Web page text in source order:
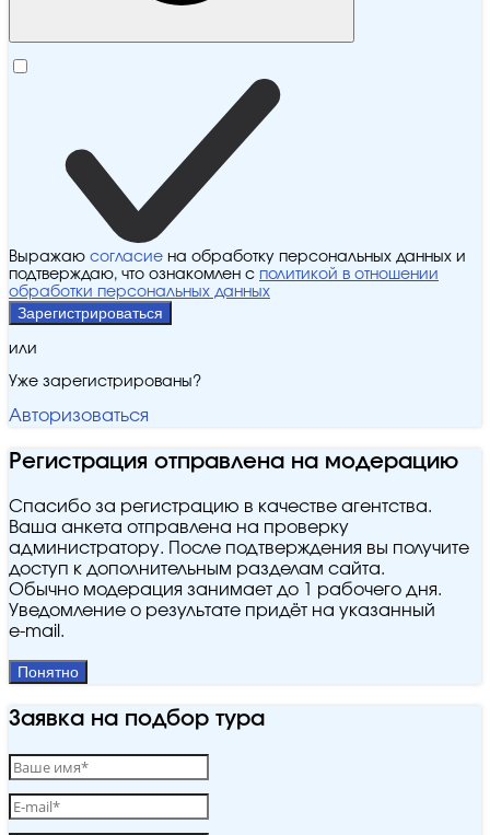
Выражаю согласие на обработку персональных данных и
подтверждаю, что ознакомлен с политикой в отношении
обработки персональных данных
Зарегистрироваться
или
Уже зарегистрированы?
Авторизоваться
Регистрация отправлена на модерацию
Спасибо за регистрацию в качестве агентства.
Ваша анкета отправлена на проверку
администратору. После подтверждения вы получите
доступ к дополнительным разделам сайта.
Обычно модерация занимает до 1 рабочего дня.
Уведомление о результате придёт на указанный
e‑mail.
Понятно
Заявка на подбор тура